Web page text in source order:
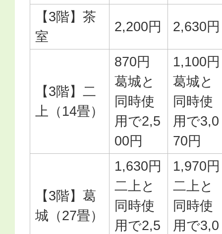
【3階】茶
室
2,200円 2,630円
【3階】二
上（14畳）
870円
葛城と
同時使
用で2,5
00円
1,100円
葛城と
同時使
用で3,0
70円
【3階】葛
城（27畳）
1,630円
二上と
同時使
用で2,5
1,970円
二上と
同時使
用で3,0